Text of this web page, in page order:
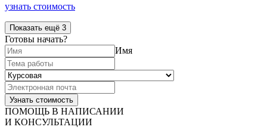
узнать стоимость
Показать ещё 3
Готовы начать?
Имя
ПОМОЩЬ В НАПИСАНИИ
И КОНСУЛЬТАЦИИ